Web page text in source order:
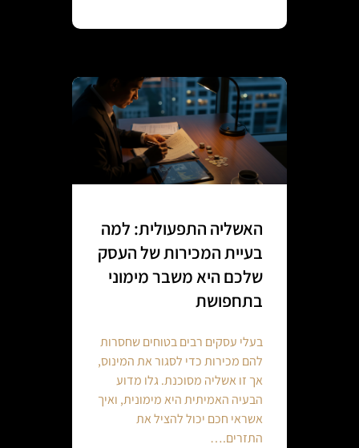
האשליה התפעולית: למה
בעיית המכירות של העסק
שלכם היא משבר מימוני
בתחפושת
בעלי עסקים רבים בטוחים שחסרות
להם מכירות כדי לסגור את המינוס,
אך זו אשליה מסוכנת. גלו מדוע
הבעיה האמיתית היא מימונית, ואיך
אשראי חכם יכול להציל את
התזרים.…